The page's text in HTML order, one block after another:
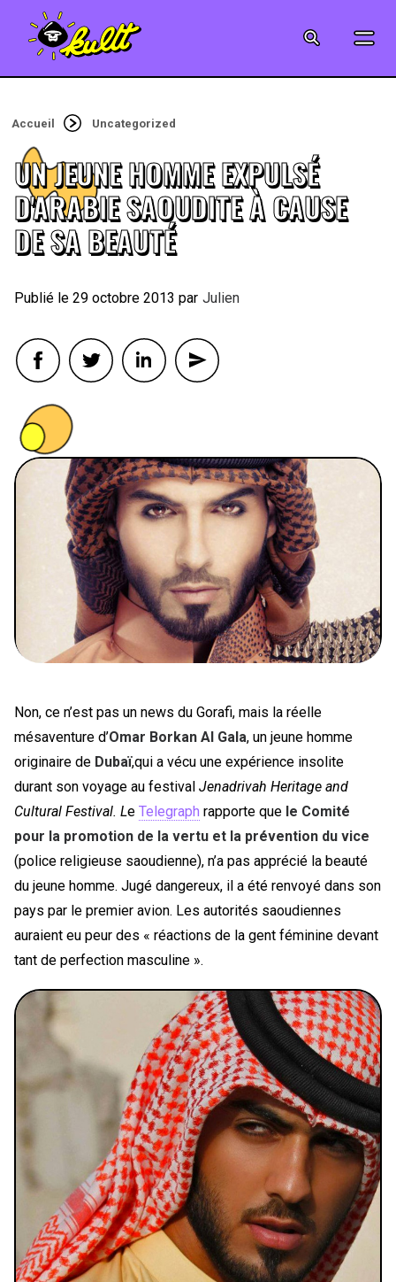
MUSIQUE
CRÉATION
ART
JEUX-VIDÉO
VINTAGE
FOOD
BONS PLANS
SOUTENEZ KULTT
Accueil Uncategorized
UN JEUNE HOMME EXPULSÉ
D'ARABIE SAOUDITE À CAUSE
DE SA BEAUTÉ
29 octobre 2013 By Julien
Non, ce n’est pas un news du Gorafi, mais la réelle
mésaventure d’Omar Borkan Al Gala, un jeune homme
originaire de Dubaï,qui a vécu une expérience insolite
durant son voyage au festival Jenadrivah Heritage and
Cultural Festival. Le Telegraph rapporte que le Comité
pour la promotion de la vertu et la prévention du vice
(police religieuse saoudienne), n’a pas apprécié la beauté
du jeune homme. Jugé dangereux, il a été renvoyé dans son
pays par le premier avion. Les autorités saoudiennes
auraient eu peur des « réactions de la gent féminine devant
tant de perfection masculine ».